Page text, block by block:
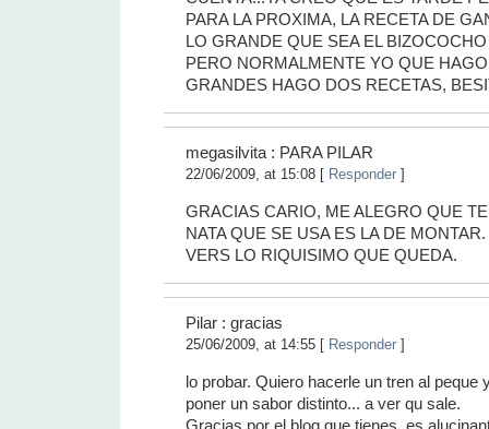
PARA LA PROXIMA, LA RECETA DE
LO GRANDE QUE SEA EL
PERO NORMALMENTE YO QUE
GRANDES HAGO DOS RECETAS,
megasilvita : PARA PILAR
22/06/2009, at 15:08 [ Responder ]
GRACIAS CARIO, ME ALEGRO QUE
NATA QUE SE USA ES LA DE
VERS LO RIQUISIMO QUE QUEDA.
Pilar : gracias
25/06/2009, at 14:55 [ Responder ]
lo probar. Quiero hacerle un tren al peque
poner un sabor distinto... a ver qu sale.
Gracias por el blog que tienes, es